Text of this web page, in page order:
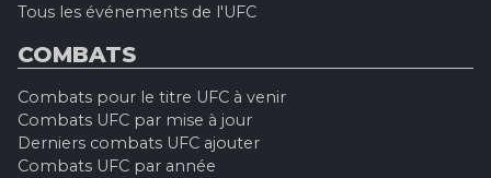
Tous les événements de l'UFC
COMBATS
Combats pour le titre UFC à venir
Combats UFC par mise à jour
Derniers combats UFC ajouter
Combats UFC par année